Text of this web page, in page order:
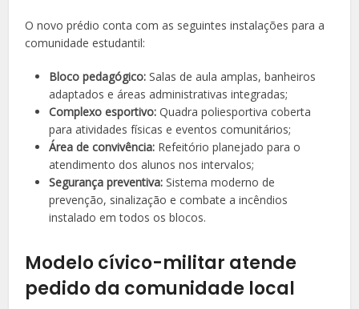
O novo prédio conta com as seguintes instalações para a
comunidade estudantil:
Bloco pedagógico: Salas de aula amplas, banheiros
adaptados e áreas administrativas integradas;
Complexo esportivo: Quadra poliesportiva coberta
para atividades físicas e eventos comunitários;
Área de convivência: Refeitório planejado para o
atendimento dos alunos nos intervalos;
Segurança preventiva: Sistema moderno de
prevenção, sinalização e combate a incêndios
instalado em todos os blocos.
Modelo cívico-militar atende
pedido da comunidade local